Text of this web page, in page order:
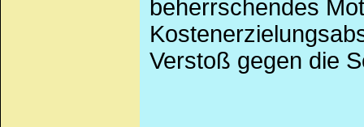
beherrschendes
Verstoß gegen die